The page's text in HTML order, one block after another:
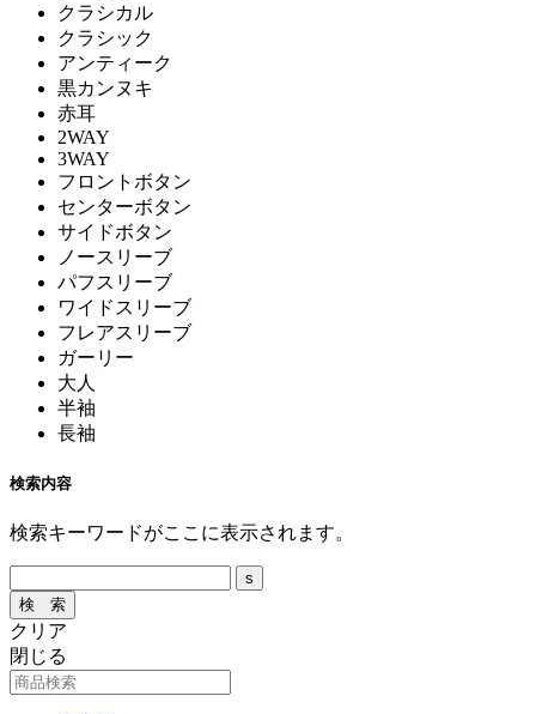
クラシカル
クラシック
アンティーク
黒カンヌキ
赤耳
2WAY
3WAY
フロントボタン
センターボタン
サイドボタン
ノースリーブ
パフスリーブ
ワイドスリーブ
フレアスリーブ
ガーリー
大人
半袖
長袖
検索内容
検索キーワードがここに表示されます。
クリア
閉じる